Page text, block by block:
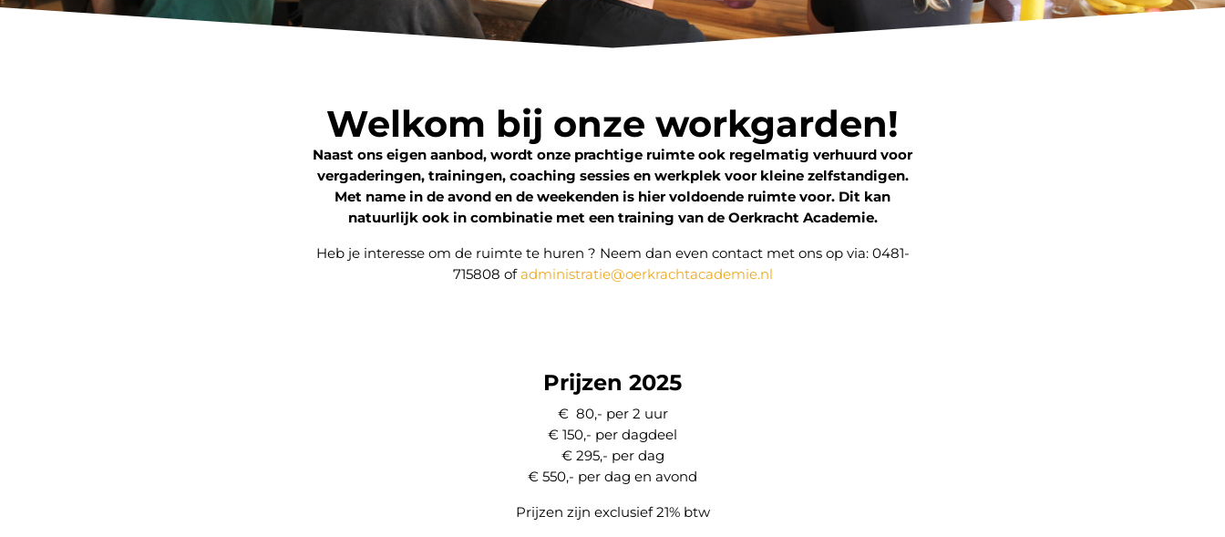
Welkom bij onze workgarden!
Naast ons eigen aanbod, wordt onze prachtige ruimte ook regelmatig verhuurd voor
vergaderingen, trainingen, coaching sessies en werkplek voor kleine zelfstandigen.
Met name in de avond en de weekenden is hier voldoende ruimte voor. Dit kan
natuurlijk ook in combinatie met een training van de Oerkracht Academie.
Heb je interesse om de ruimte te huren ? Neem dan even contact met ons op via: 0481-
715808 ofadministratie@oerkrachtacademie.nl
Prijzen 2025
€ 80,- per 2 uur
€ 150,- per dagdeel
€ 295,- per dag
€ 550,- per dag en avond
Prijzen zijn exclusief 21% btw